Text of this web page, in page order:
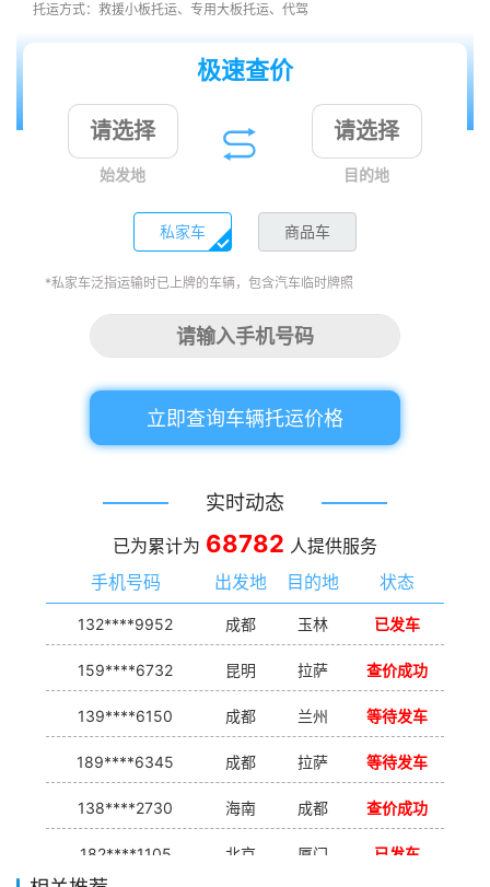
托运方式：救援小板托运、专用大板托运、代驾
极速查价
始发地 目的地
私家车 商品车
*私家车泛指运输时已上牌的车辆，包含汽车临时牌照
立即查询车辆托运价格
实时动态
已为累计为 68782 人提供服务
手机号码
出发地 目的地 状态
132****9952 成都 玉林 已发车
159****6732 昆明 拉萨 查价成功
139****6150 成都 兰州 等待发车
189****6345 成都 拉萨 等待发车
138****2730 海南 成都 查价成功
182****1105 北京 厦门 已发车